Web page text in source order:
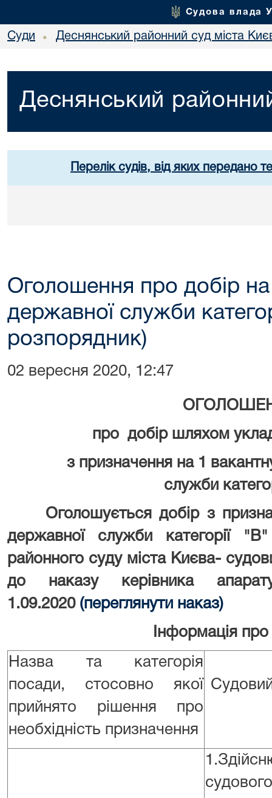
Судова влада
Суди • Деснянський районний суд міста
Деснянський
Перелік судів, від яких передано
Оголошення про добір
державної служби
розпорядник)
02 вересня 2020, 12:47
про добір шляхом
з призначення на 1
служби
Оголошується добір з
державної служби категорії
районного суду міста Києва-
до наказу керівника
1.09.2020 (переглянути наказ)
Інформація
Назва та категорія
посади, стосовно якої
прийнято рішення про
необхідність призначення